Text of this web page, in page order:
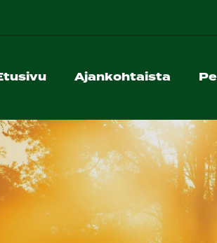
Ajankohtaista